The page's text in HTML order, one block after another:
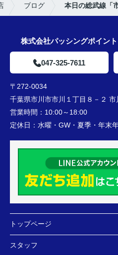
ブログ 本日の総武線「
株式会社パッシングポイン
047-325-7611
〒272-0034
千葉県市川市市川１丁目８－２
営業時間： 10:00～18:00
定休日： 水曜・GW・夏季・年末
トップページ
スタッフ